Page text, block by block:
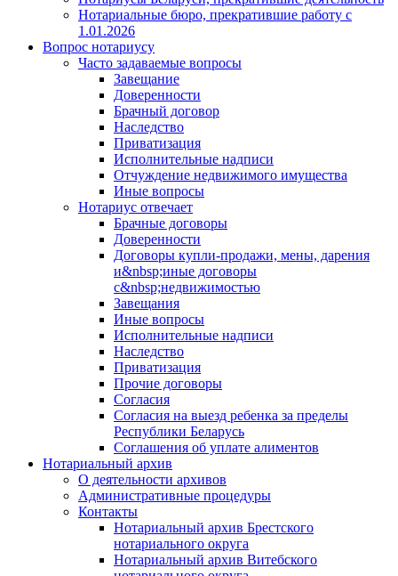
Нотариальные бюро, прекратившие работу с
1.01.2026
Вопрос нотариусу
Часто задаваемые вопросы
Завещание
Доверенности
Брачный договор
Наследство
Приватизация
Исполнительные надписи
Отчуждение недвижимого имущества
Иные вопросы
Нотариус отвечает
Брачные договоры
Доверенности
Договоры купли-продажи, мены, дарения
и&nbsp;иные договоры
с&nbsp;недвижимостью
Завещания
Иные вопросы
Исполнительные надписи
Наследство
Приватизация
Прочие договоры
Согласия
Согласия на выезд ребенка за пределы
Республики Беларусь
Соглашения об уплате алиментов
Нотариальный архив
О деятельности архивов
Административные процедуры
Контакты
Нотариальный архив Брестского
нотариального округа
Нотариальный архив Витебского